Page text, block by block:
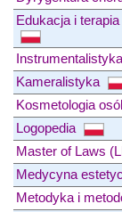
Edukacja i
Instrumentalistyka
Kameralistyka
Kosmetologia
Logopedia
Master of Laws
Medycyna
Metodyka i